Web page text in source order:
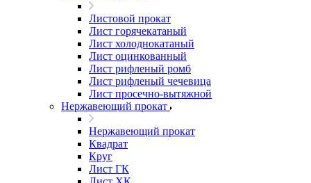
Листовой прокат
Лист горячекатаный
Лист холоднокатаный
Лист оцинкованный
Лист рифленый ромб
Лист рифленый чечевица
Лист просечно-вытяжной
Нержавеющий прокат
Нержавеющий прокат
Квадрат
Круг
Лист ГК